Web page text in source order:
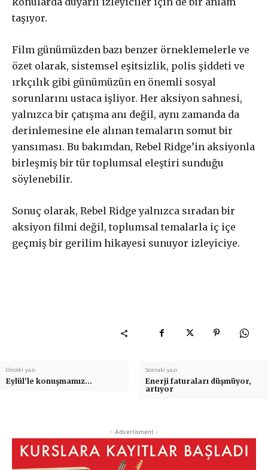
£100 / yıllık ABONE OL
£200 / yıllık ABONE OL
taşıyor.
Film günümüzden bazı benzer örneklemelerle ve
özet olarak, sistemsel eşitsizlik, polis şiddeti ve
ırkçılık gibi günümüzün en önemli sosyal
sorunlarını ustaca işliyor. Her aksiyon sahnesi,
yalnızca bir çatışma anı değil, aynı zamanda da
derinlemesine ele alınan temaların somut bir
yansıması. Bu bakımdan, Rebel Ridge’in aksiyonla
birleşmiş bir tür toplumsal eleştiri sunduğu
söylenebilir.
Sonuç olarak, Rebel Ridge yalnızca sıradan bir
aksiyon filmi değil, toplumsal temalarla iç içe
geçmiş bir gerilim hikayesi sunuyor izleyiciye.
Önceki yazı
Eylül’le konuşmamız…
Sonraki yazı
Enerji faturaları düşmüyor,
artıyor
- Advertisment -